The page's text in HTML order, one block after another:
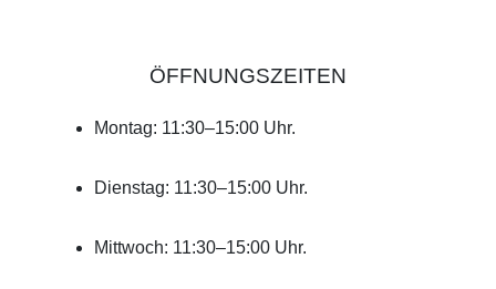
ÖFFNUNGSZEITEN
Montag: 11:30–15:00 Uhr.
Dienstag: 11:30–15:00 Uhr.
Mittwoch: 11:30–15:00 Uhr.